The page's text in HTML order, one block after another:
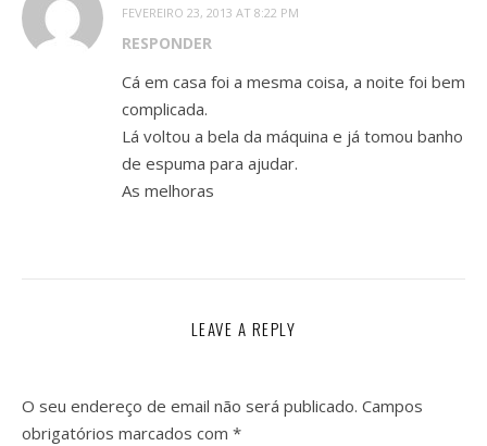
FEVEREIRO 23, 2013 AT 8:22 PM
RESPONDER
Cá em casa foi a mesma coisa, a noite foi bem
complicada.
Lá voltou a bela da máquina e já tomou banho
de espuma para ajudar.
As melhoras
LEAVE A REPLY
O seu endereço de email não será publicado. Campos
obrigatórios marcados com *